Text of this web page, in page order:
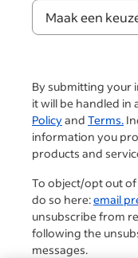
By submitting your
it will be handled in
Policyand Terms.
information you
products and
To object/opt out
do so here:email
unsubscribe from
following the
messages.